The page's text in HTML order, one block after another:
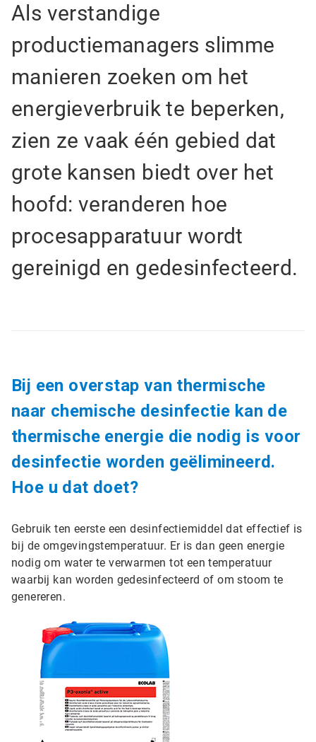
Als verstandige
productiemanagers slimme
manieren zoeken om het
energieverbruik te beperken,
zien ze vaak één gebied dat
grote kansen biedt over het
hoofd: veranderen hoe
procesapparatuur wordt
gereinigd en gedesinfecteerd.
Bij een overstap van thermische
naar chemische desinfectie kan de
thermische energie die nodig is voor
desinfectie worden geëlimineerd.
Hoe u dat doet?
Gebruik ten eerste een desinfectiemiddel dat effectief is
bij de omgevingstemperatuur. Er is dan geen energie
nodig om water te verwarmen tot een temperatuur
waarbij kan worden gedesinfecteerd of om stoom te
genereren.